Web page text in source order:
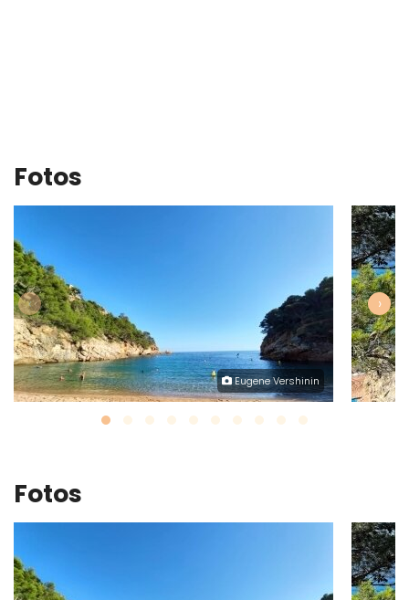
Fotos
Eugene Vershinin
‹ ›
Fotos